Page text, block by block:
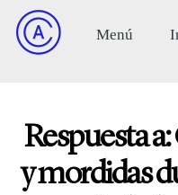
Respuesta
y mordidas